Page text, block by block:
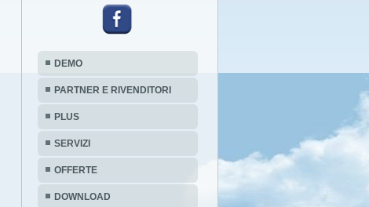
DEMO
PARTNER E RIVENDITORI
PLUS
SERVIZI
OFFERTE
DOWNLOAD